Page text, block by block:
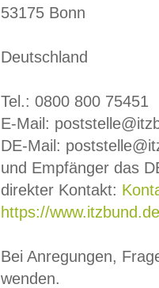
53175 Bonn
Deutschland
Tel.: 0800 800 75451
E-Mail:
DE-Mail:
und Empfänger das
direkter Kontakt:
https://
Bei Anregungen,
wenden.